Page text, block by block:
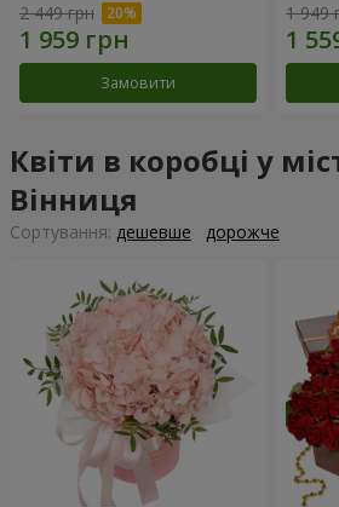
2 449 грн
Замовити
1 949
Квіти в коробці у
Вінниця
Сортування: дешевше дорожче